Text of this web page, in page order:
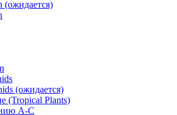
(ожидается)
(ожидается)
(Tropical Plants)
A-C